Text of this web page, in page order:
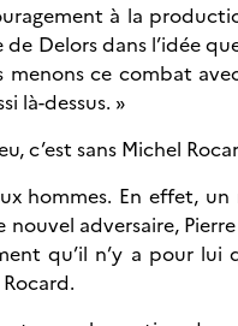
à la
Delors dans l’idée
ce combat
là-dessus. »
c’est sans Michel
hommes. En effet,
adversaire,
qu’il n’y a pour